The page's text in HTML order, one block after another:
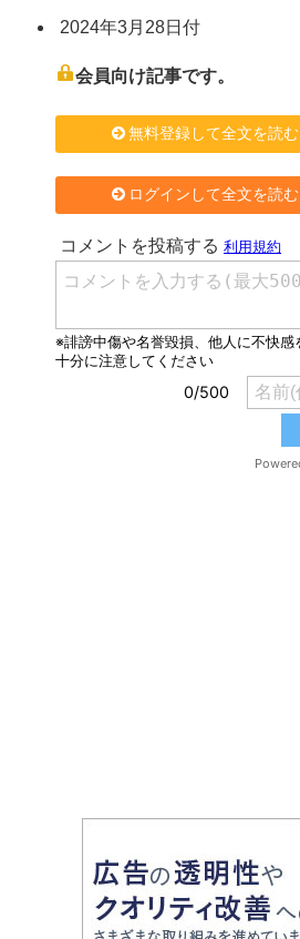
2024年3月28日付
会員向け記事です。
無料登録して全文を読む
ログインして全文を読む